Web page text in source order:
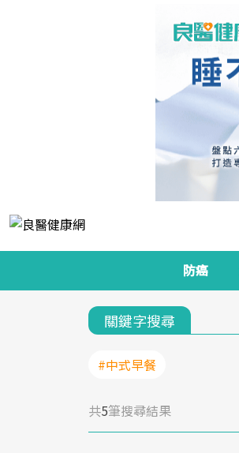
防癌
關鍵字搜尋
#中式早餐
共5筆搜尋結果